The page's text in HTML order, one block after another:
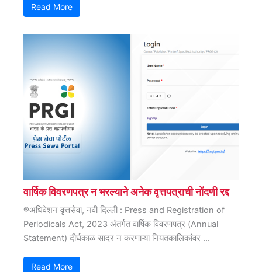
Read More
वार्षिक विवरणपत्र न भरल्याने अनेक वृत्तपत्राची नोंदणी रद्द
®अधिवेशन वृत्तसेवा, नवी दिल्ली : Press and Registration of
Periodicals Act, 2023 अंतर्गत वार्षिक विवरणपत्र (Annual
Statement) दीर्घकाळ सादर न करणाऱ्या नियतकालिकांवर ...
Read More